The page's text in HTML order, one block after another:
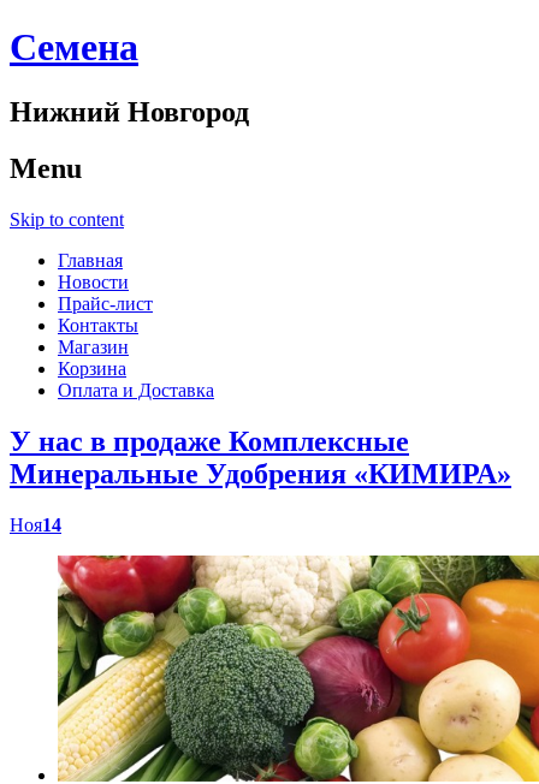
Cемена
Нижний Новгород
Menu
Skip to content
Главная
Новости
Прайс-лист
Контакты
Магазин
Корзина
Оплата и Доставка
У нас в продаже Комплексные
Минеральные Удобрения «КИМИРА»
Ноя14